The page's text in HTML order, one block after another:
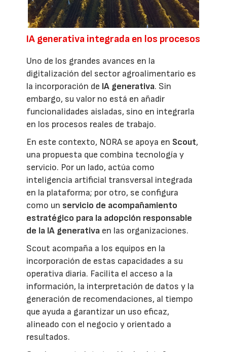
IA generativa integrada en los procesos
Uno de los grandes avances en la
digitalización del sector agroalimentario es
la incorporación de IA generativa. Sin
embargo, su valor no está en añadir
funcionalidades aisladas, sino en integrarla
en los procesos reales de trabajo.
En este contexto, NORA se apoya en Scout,
una propuesta que combina tecnología y
servicio. Por un lado, actúa como
inteligencia artificial transversal integrada
en la plataforma; por otro, se configura
como un servicio de acompañamiento
estratégico para la adopción responsable
de la IA generativa en las organizaciones.
Scout acompaña a los equipos en la
incorporación de estas capacidades a su
operativa diaria. Facilita el acceso a la
información, la interpretación de datos y la
generación de recomendaciones, al tiempo
que ayuda a garantizar un uso eficaz,
alineado con el negocio y orientado a
resultados.